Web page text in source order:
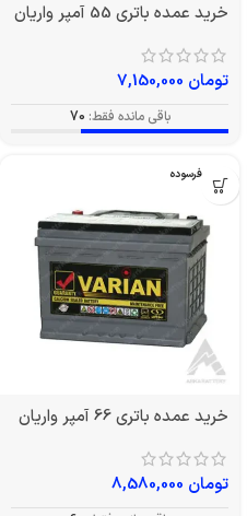
خرید عمده باتری 55 آمپر واریان
تومان
باقی مانده فقط: 70
بدون فرسوده
خرید عمده باتری 66 آمپر واریان
تومان